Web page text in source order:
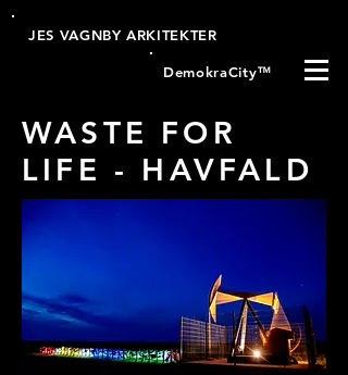
JES VAGNBY ARKITEKTER
DemokraCity™
WASTE FOR
LIFE - HAVFALD